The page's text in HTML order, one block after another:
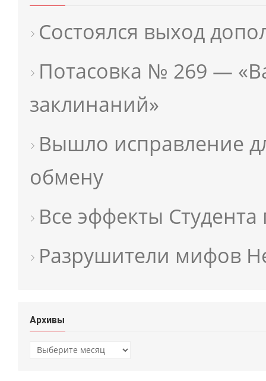
Состоялся выход
Потасовка № 269 —
заклинаний»
Вышло исправление
обмену
Все эффекты
Разрушители мифов
Архивы
Архивы